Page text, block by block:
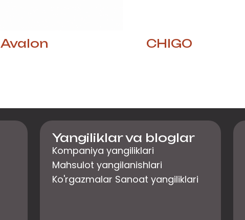
Avalon CHIGO
Yangiliklar va bloglar
Kompaniya yangiliklari
Mahsulot yangilanishlari
Ko'rgazmalar Sanoat yangiliklari